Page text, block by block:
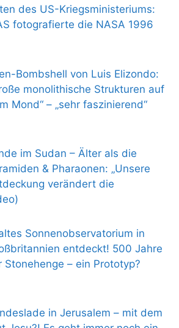
des US-Kriegsministeriums:
fotografierte die NASA 1996
Bombshell von Luis Elizondo:
monolithische Strukturen auf
Mond“ – „sehr faszinierend“
im Sudan – Älter als die
& Pharaonen: „Unsere
verändert die
Sonnenobservatorium in
entdeckt! 500 Jahre
Stonehenge – ein Prototyp?
in Jerusalem – mit dem